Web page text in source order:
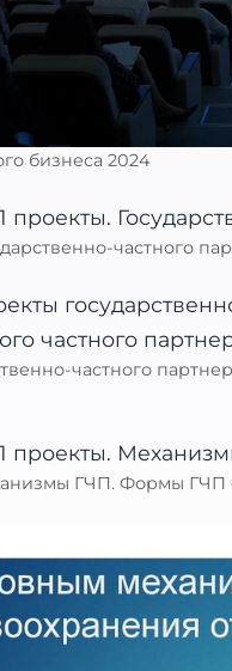
бизнеса 2024
частного
частного
ГЧП. Формы ГЧП